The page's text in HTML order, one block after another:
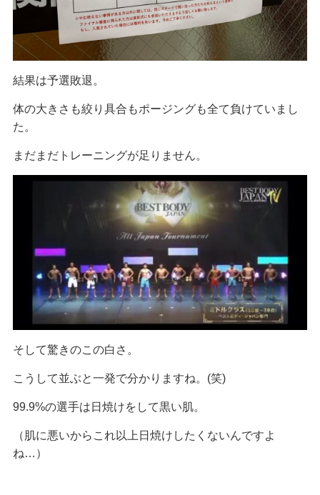
結果は予選敗退。
体の大きさも絞り具合もポージングも全て負けていまし
た。
まだまだトレーニングが足りません。
そして驚きのこの白さ。
こうして並ぶと一発で分かりますね。(笑)
99.9%の選手は日焼けをして黒い肌。
（肌に悪いからこれ以上日焼けしたくないんですよ
ね…）